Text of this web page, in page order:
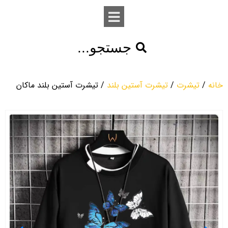
جستجو...
خانه / تیشرت / تیشرت آستین بلند / تیشرت آستین بلند ماکان